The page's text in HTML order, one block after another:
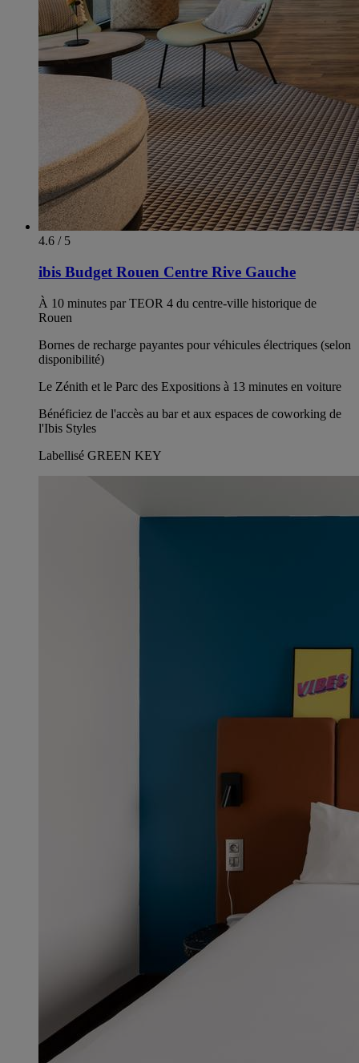
4.6 / 5
ibis Budget Rouen Centre Rive Gauche
À 10 minutes par TEOR 4 du centre-ville historique de
Rouen
Bornes de recharge payantes pour véhicules électriques (selon
disponibilité)
Le Zénith et le Parc des Expositions à 13 minutes en voiture
Bénéficiez de l'accès au bar et aux espaces de coworking de
l'Ibis Styles
Labellisé GREEN KEY